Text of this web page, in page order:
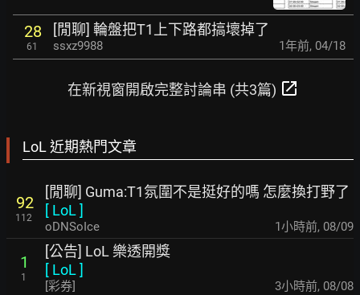
28
61
[閒聊] 輪盤把T1上下路都搞壞掉了
ssxz9988 1年前, 04/18
在新視窗開啟完整討論串 (共3篇) open_in_new
LoL 近期熱門文章
92
112
[閒聊] Guma:T1氛圍不是挺好的嗎 怎麼換打野了
[ LoL]
oDNSoIce 1小時前, 08/09
1
1
[公告] LoL 樂透開獎
[ LoL]
[彩券] 3小時前, 08/08